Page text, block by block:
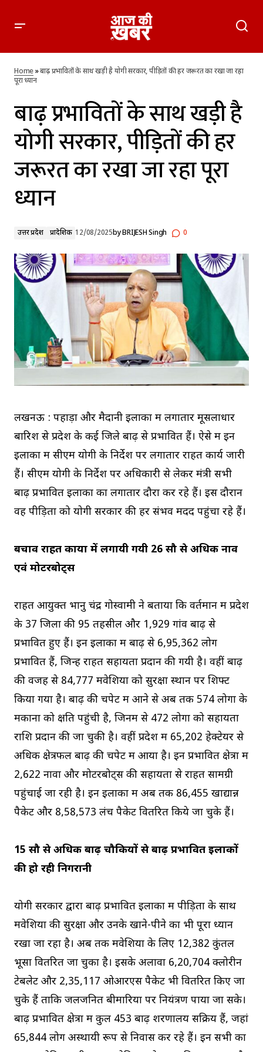
जा रहा पूरा ध्यान
Home»बाढ़ प्रभावितों के साथ खड़ी है योगी सरकार, पीड़ितों की हर जरूरत का रखा जा रहा
पूरा ध्यान
बाढ़ प्रभावितों के साथ खड़ी है
योगी सरकार, पीड़ितों की हर
जरूरत का रखा जा रहा पूरा
ध्यान
उत्तर प्रदेश प्रादेशिक 12/08/2025byBRIJESH Singh 0
लखनऊ : पहाड़ों और मैदानी इलाकों में लगातार मूसलाधार
बारिश से प्रदेश के कई जिले बाढ़ से प्रभावित हैं। ऐसे में इन
इलाकों में सीएम योगी के निर्देश पर लगातार राहत कार्य जारी
हैं। सीएम योगी के निर्देश पर अधिकारी से लेकर मंत्री सभी
बाढ़ प्रभावित इलाकों का लगातार दौरा कर रहे हैं। इस दौरान
वह पीड़ितों को याेगी सरकार की हर संभव मदद पहुंचा रहे हैं।
बचाव राहत कार्यों में लगायी गयी 26 सौ से अधिक नाव
एवं मोटरबोट्स
राहत आयुक्त भानु चंद्र गोस्वामी ने बताया कि वर्तमान में प्रदेश
के 37 जिलों की 95 तहसीलें और 1,929 गांव बाढ़ से
प्रभावित हुए हैं। इन इलाकों में बाढ़ से 6,95,362 लोग
प्रभावित हैं, जिन्हें राहत सहायता प्रदान की गयी है। वहीं बाढ़
की वजह से 84,777 मवेशियों को सुरक्षा स्थान पर शिफ्ट
किया गया है। बाढ़ की चपेट में आने से अब तक 574 लोगाें के
मकानों को क्षति पहुंची है, जिनमें से 472 लोगों को सहायता
राशि प्रदान की जा चुकी है। वहीं प्रदेश में 65,202 हेक्टेयर से
अधिक क्षेत्रफल बाढ़ की चपेट में आया है। इन प्रभावित क्षेत्रों में
2,622 नावों और मोटरबोट्स की सहायता से राहत सामग्री
पहुंचाई जा रही है। इन इलाकों में अब तक 86,455 खाद्यान्न
पैकेट और 8,58,573 लंच पैकेट वितरित किये जा चुके हैं।
15 सौ से अधिक बाढ़ चौकियों से बाढ़ प्रभावित इलाकों
की हो रही निगरानी
योगी सरकार द्वारा बाढ़ प्रभावित इलाकों में पीड़ितों के साथ
मवेशियों की सुरक्षा और उनके खाने-पीने का भी पूरा ध्यान
रखा जा रहा है। अब तक मवेशियों के लिए 12,382 कुंतल
भूसा वितरित जा चुका है। इसके अलावा 6,20,704 क्लोरीन
टेबलेट और 2,35,117 ओआरएस पैकेट भी वितरित किए जा
चुके हैं ताकि जलजनित बीमारियों पर नियंत्रण पाया जा सके।
बाढ़ प्रभावित क्षेत्रों में कुल 453 बाढ़ शरणालय सक्रिय हैं, जहां
65,844 लोग अस्थायी रूप से निवास कर रहे हैं। इन सभी का